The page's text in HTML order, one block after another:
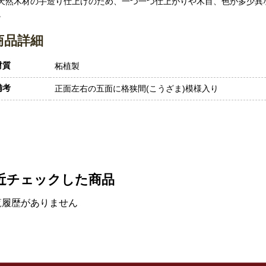
品詳細
質 柘植製
考 正面左右の五面に格狭間(こうざま)模様入り
チェックした商品
歴がありません